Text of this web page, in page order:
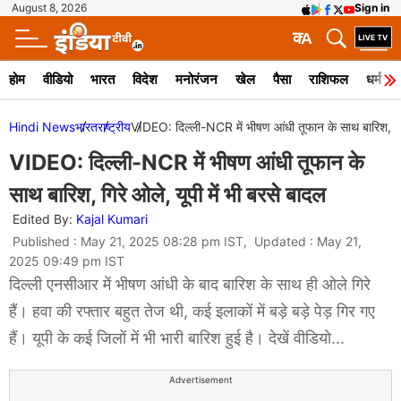
August 8, 2026 Sign in
A
क
होम वीडियो भारत विदेश मनोरंजन खेल पैसा राशिफल धर्म
Hindi Newsभारतराष्ट्रीयVIDEO: दिल्ली-NCR में भीषण आंधी तूफान के साथ बारिश,
VIDEO: दिल्ली-NCR में भीषण आंधी तूफान के
साथ बारिश, गिरे ओले, यूपी में भी बरसे बादल
Edited By: Kajal Kumari
Published : May 21, 2025 08:28 pm IST, Updated : May 21,
2025 09:49 pm IST
दिल्ली एनसीआर में भीषण आंधी के बाद बारिश के साथ ही ओले गिरे
हैं। हवा की रफ्तार बहुत तेज थी, कई इलाकों में बड़े बड़े पेड़ गिर गए
हैं। यूपी के कई जिलों में भी भारी बारिश हुई है। देखें वीडियो...
Advertisement